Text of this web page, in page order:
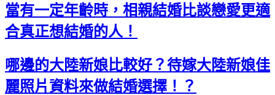
當有一定年齡時，相親結婚比談戀愛更適
合真正想結婚的人！
哪邊的大陸新娘比較好？待嫁大陸新娘佳
麗照片資料來做結婚選擇！？